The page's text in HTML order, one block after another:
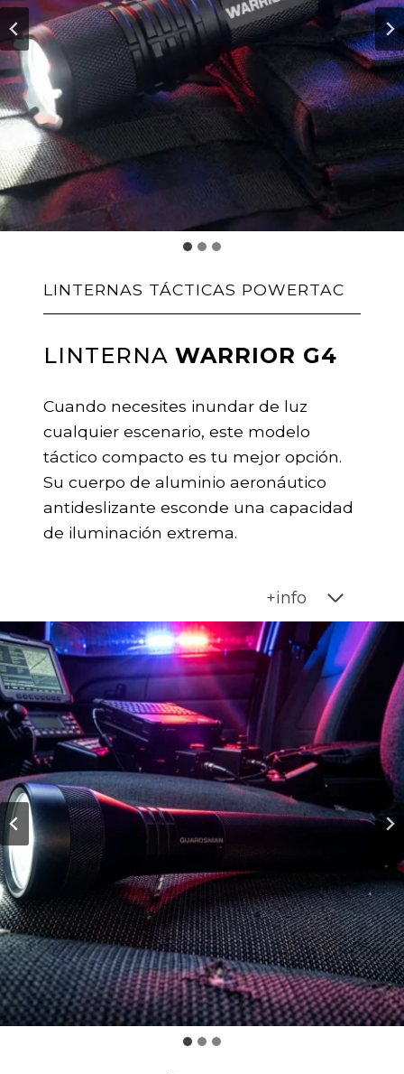
LINTERNAS TÁCTICAS POWERTAC
LINTERNA WARRIOR G4
Cuando necesites inundar de luz
cualquier escenario, este modelo
táctico compacto es tu mejor opción.
Su cuerpo de aluminio aeronáutico
antideslizante esconde una capacidad
de iluminación extrema.
+info